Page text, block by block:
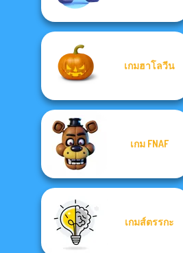
เกมฮาโลวีน
เกม FNAF
เกมส์ตรรกะ